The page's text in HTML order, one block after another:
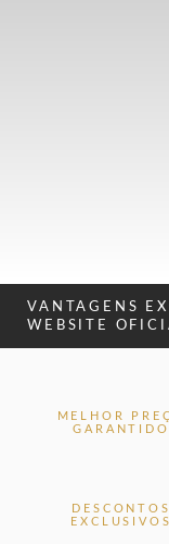
VANTAGENS
WEBSITE
MELHOR
GARANTIDO
DESCONTOS
EXCLUSIVOS